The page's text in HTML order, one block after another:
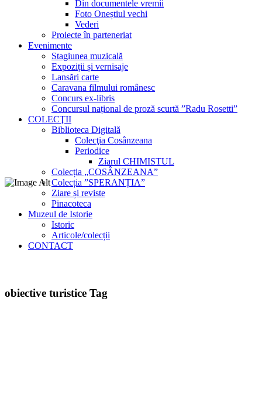
Din documentele vremii
Foto Oneștiul vechi
Vederi
Proiecte în parteneriat
Evenimente
Stagiunea muzicală
Expoziții și vernisaje
Lansări carte
Caravana filmului românesc
Concurs ex-libris
Concursul național de proză scurtă ”Radu Rosetti”
COLECŢII
Biblioteca Digitală
Colecţia Cosânzeana
Periodice
Ziarul CHIMISTUL
Colecția „COSÂNZEANA”
Colecția ”SPERANȚIA”
Ziare și reviste
Pinacoteca
Muzeul de Istorie
Istoric
Articole/colecții
CONTACT
obiective turistice Tag